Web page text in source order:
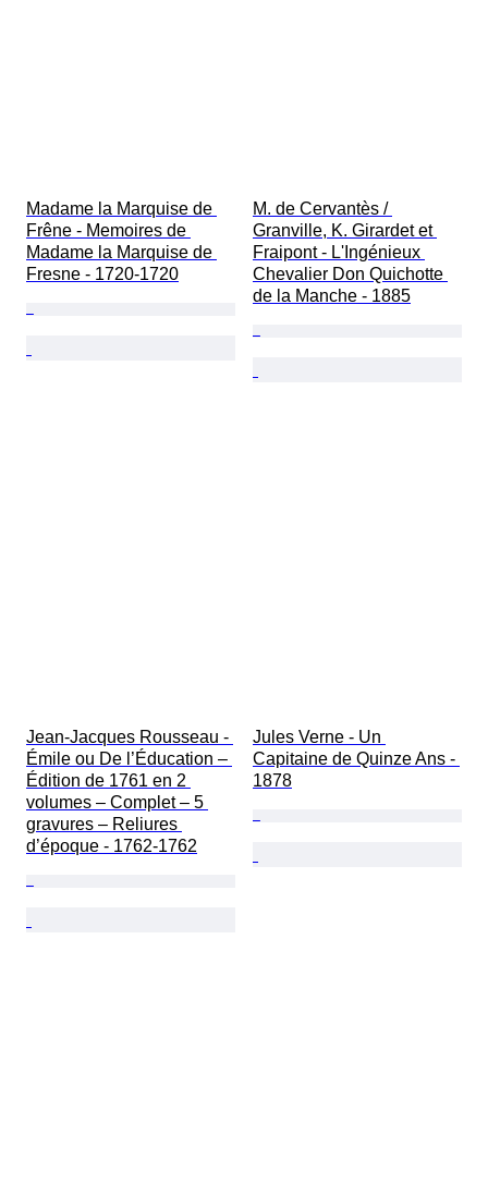
Madame la Marquise de
Frêne - Memoires de
Madame la Marquise de
Fresne - 1720-1720
M. de Cervantès /
Granville, K. Girardet et
Fraipont - L'Ingénieux
Chevalier Don Quichotte
de la Manche - 1885
Jean-Jacques Rousseau -
Émile ou De l’Éducation –
Édition de 1761 en 2
volumes – Complet – 5
gravures – Reliures
d’époque - 1762-1762
Jules Verne - Un
Capitaine de Quinze Ans -
1878